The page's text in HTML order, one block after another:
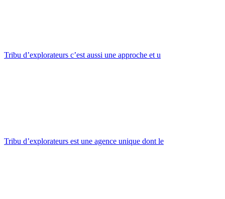
Tribu d’explorateurs c’est aussi une approche et u
Tribu d’explorateurs est une agence unique dont le